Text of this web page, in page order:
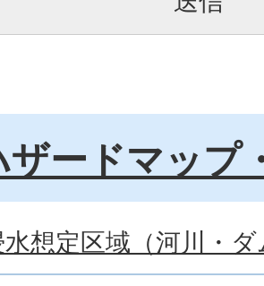
ザードマップ
想定区域（河川・ダ